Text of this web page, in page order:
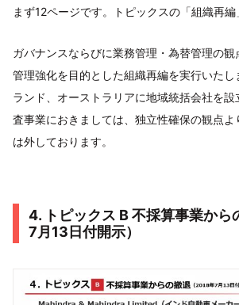
まず12ページです。トピックスの「組織再編
ガバナンスならびに業務管理・為替管理の
管理強化を目的とした組織再編を実行いたし
ランド、オーストラリアに地域統括会社を
査事業におきましては、独立性確保の観点よ
は外しております。
4. トピックス B 不採算事業か
7月13日付開示）